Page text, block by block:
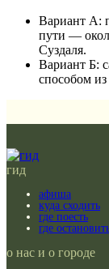
Вариант А:
пути —
Суздаля.
Вариант Б:
способом
гид
афиша
куда сходить
где поесть
где
о нас и о городе